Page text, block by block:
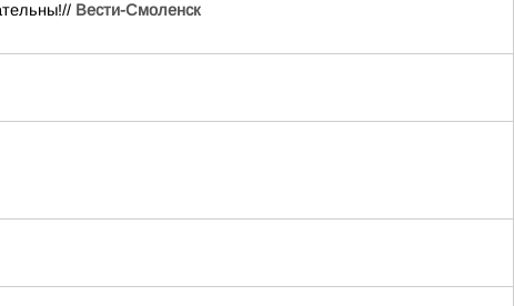
Вести-Смоленск